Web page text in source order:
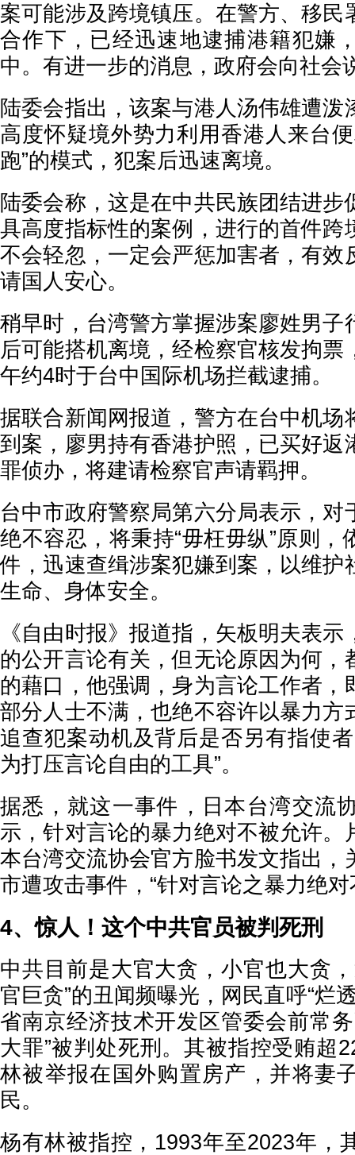
案可能涉及跨境镇压。在警方、移民
合作下，已经迅速地逮捕港籍犯嫌
中。有进一步的消息，政府会向社会
陆委会指出，该案与港人汤伟雄遭泼
高度怀疑境外势力利用香港人来台
跑”的模式，犯案后迅速离境。
陆委会称，这是在中共民族团结进步
具高度指标性的案例，进行的首件跨
不会轻忽，一定会严惩加害者，有效
请国人安心。
稍早时，台湾警方掌握涉案廖姓男子
后可能搭机离境，经检察官核发拘票
午约4时于台中国际机场拦截逮捕。
据联合新闻网报道，警方在台中机场
到案，廖男持有香港护照，已买好返
罪侦办，将建请检察官声请羁押。
台中市政府警察局第六分局表示，对
绝不容忍，将秉持“毋枉毋纵”原则，
件，迅速查缉涉案犯嫌到案，以维护
生命、身体安全。
《自由时报》报道指，矢板明夫表
的公开言论有关，但无论原因为何，
的藉口，他强调，身为言论工作者，
部分人士不满，也绝不容许以暴力方
追查犯案动机及背后是否另有指使
为打压言论自由的工具”。
据悉，就这一事件，日本台湾交流
示，针对言论的暴力绝对不被允许。
本台湾交流协会官方脸书发文指出，
市遭攻击事件，“针对言论之暴力绝对
4、惊人！这个中共官员被判死刑
中共目前是大官大贪，小官也大贪
官巨贪”的丑闻频曝光，网民直呼“烂
省南京经济技术开发区管委会前常
大罪”被判处死刑。其被指控受贿超
林被举报在国外购置房产，并将妻
民。
杨有林被指控，1993年至2023年，